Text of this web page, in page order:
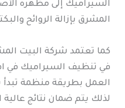
السيراميك إلى مظهره
المشرق بإزالة الروائح
كما تعتمد شركة البيت
في تنظيف السيراميك في
العمل بطريقة منظمة تبدأ
لذلك يتم ضمان نتائج